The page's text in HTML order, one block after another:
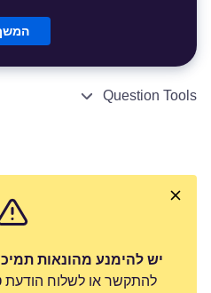
Question Tools
יש להימנע מהונאות
להתקשר או לשלוח הודעת